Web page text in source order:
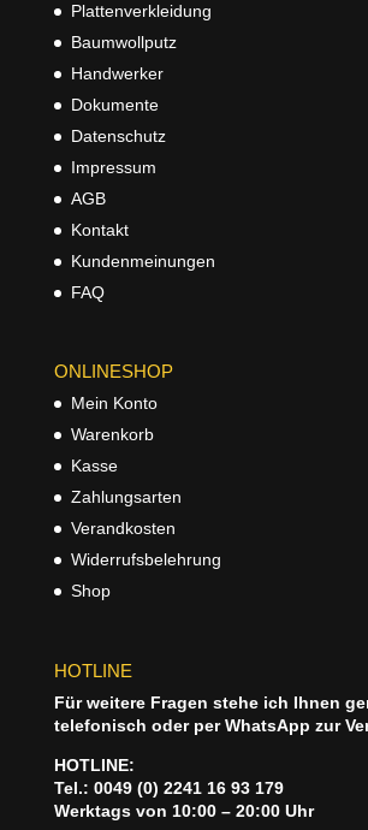
Plattenverkleidung
Baumwollputz
Handwerker
Dokumente
Datenschutz
Impressum
AGB
Kontakt
Kundenmeinungen
FAQ
ONLINESHOP
Mein Konto
Warenkorb
Kasse
Zahlungsarten
Verandkosten
Widerrufsbelehrung
Shop
HOTLINE
Für weitere Fragen stehe ich Ihnen
telefonisch oder per WhatsApp zur
HOTLINE:
Tel.: 0049 (0) 2241 16 93 179
Werktags von 10:00 – 20:00 Uhr